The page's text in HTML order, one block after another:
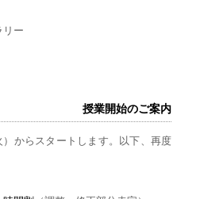
ー
授業開始のご案内
からスタートします。以下、再度